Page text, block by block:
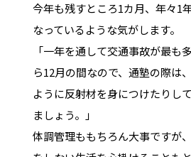
今年も残すところ1カ月、年々1
なっているような気がします。
「一年を通して交通事故が最も
ら12月の間なので、通塾の際は
ように反射材を身につけたりし
ましょう。」
体調管理ももちろん大事ですが